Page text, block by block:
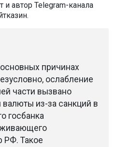
и автор Telegram-канала
причинах
ослабление
части вызвано
из-за санкций в
госбанка
РФ. Такое